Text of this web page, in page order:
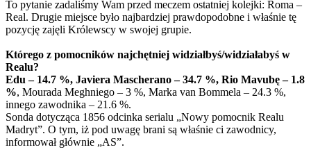
To pytanie zadaliśmy Wam przed meczem ostatniej kolejki: Roma –
Real. Drugie miejsce było najbardziej prawdopodobne i właśnie tę
pozycję zajęli Królewscy w swojej grupie.
Którego z pomocników najchętniej widziałbyś/widziałabyś w
Realu?
Edu – 14.7 %, Javiera Mascherano – 34.7 %, Rio Mavubę – 1.8
%, Mourada Meghniego – 3 %, Marka van Bommela – 24.3 %,
innego zawodnika – 21.6 %.
Sonda dotycząca 1856 odcinka serialu „Nowy pomocnik Realu
Madryt”. O tym, iż pod uwagę brani są właśnie ci zawodnicy,
informował głównie „AS”.